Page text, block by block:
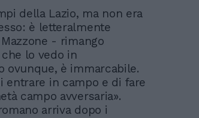
della Lazio, ma non era
è letteralmente
- rimango
lo vedo in
ovunque, è immarcabile.
entrare in campo e di fare
campo avversaria».
arriva dopo i